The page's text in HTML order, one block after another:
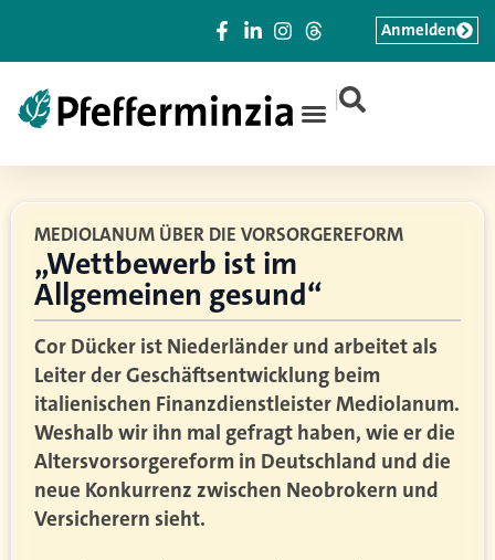
|
Anmelden
MEDIOLANUM ÜBER DIE VORSORGEREFORM
„Wettbewerb ist im
Allgemeinen gesund“
Cor Dücker ist Niederländer und arbeitet als
Leiter der Geschäftsentwicklung beim
italienischen Finanzdienstleister Mediolanum.
Weshalb wir ihn mal gefragt haben, wie er die
Altersvorsorgereform in Deutschland und die
neue Konkurrenz zwischen Neobrokern und
Versicherern sieht.